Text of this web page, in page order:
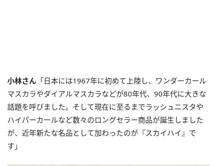
小林さん 「日本には1967年に初めて上陸し、ワンダーカール
マスカラやダイアルマスカラなどが80年代、90年代に大きな
話題を呼びました。そして現在に至るまでラッシュニスタや
ハイパーカールなど数々のロングセラー商品が誕生しました
が、近年新たな名品として加わったのが『スカイハイ』で
す」